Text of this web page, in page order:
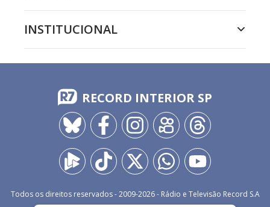
INSTITUCIONAL
RECORD INTERIOR SP
Todos os direitos reservados - 2009-2026- Rádio e Televisão Record S.A